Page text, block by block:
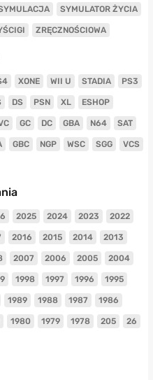
SYMULATOR ŻYCIA
ZRĘCZNOŚCIOWA
XONE WII U STADIA PS3
DS PSN XL ESHOP
GC DC GBA N64 SAT
GBC NGP WSC SGG VCS
2025 2024 2023 2022
2016 2015 2014 2013
2007 2006 2005 2004
1998 1997 1996 1995
1989 1988 1987 1986
1980 1979 1978 205 26